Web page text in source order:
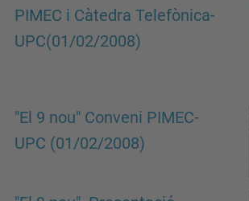
PIMEC i Càtedra Telefònica-
UPC(01/02/2008)
"El 9 nou" Conveni PIMEC-
UPC (01/02/2008)